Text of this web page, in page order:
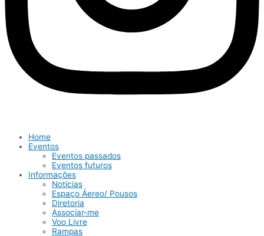
Home
Eventos
Eventos passados
Eventos futuros
Informações
Notícias
Espaço Áereo/ Pousos
Diretoria
Associar-me
Voo Livre
Rampas